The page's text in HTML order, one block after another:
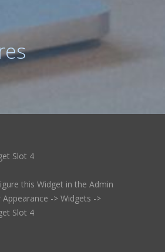
Slot 4
this Widget in the Admin
Appearance -> Widgets ->
Slot 4